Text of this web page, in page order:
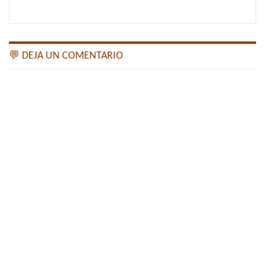
💬 DEJA UN COMENTARIO